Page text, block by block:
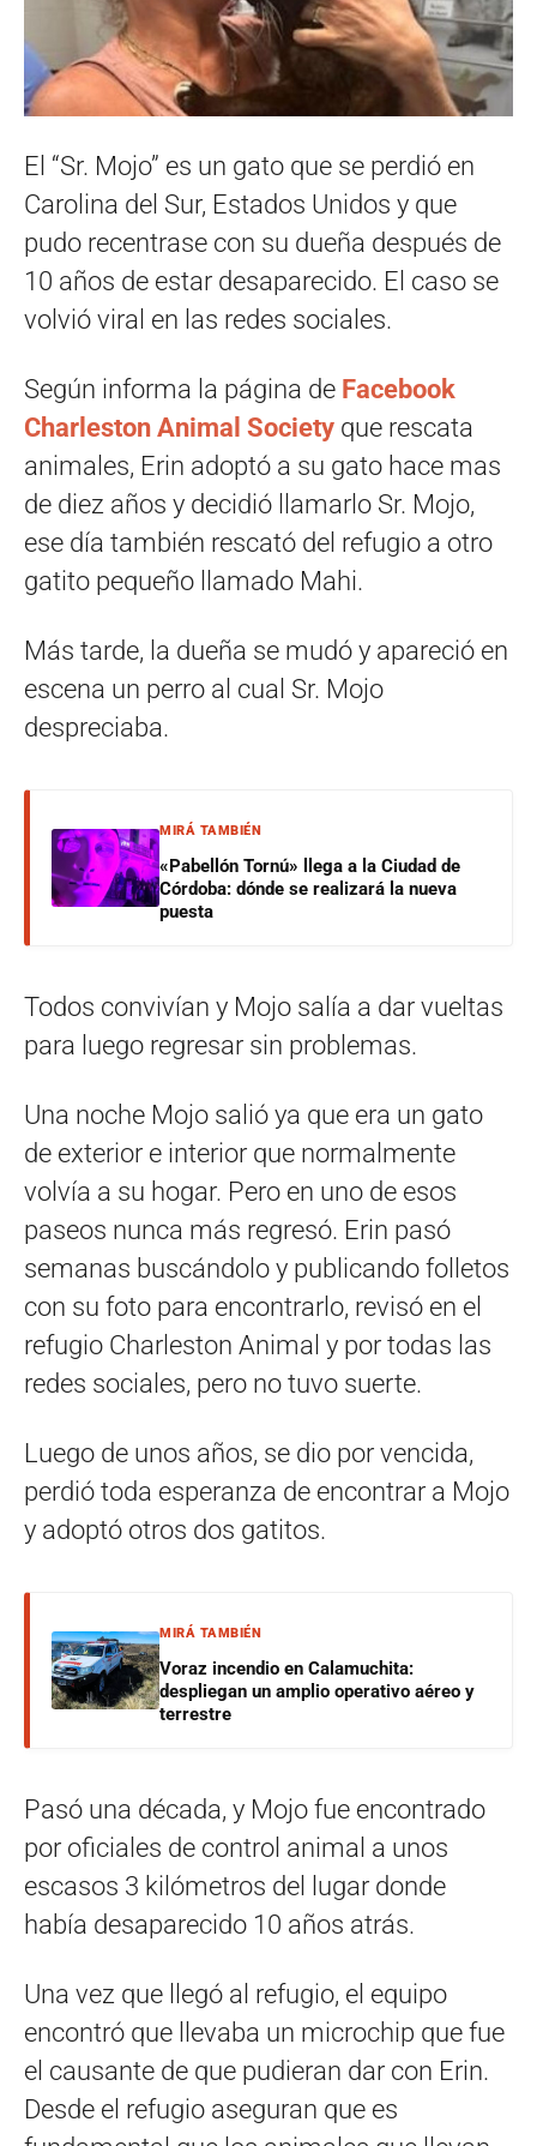
El “Sr. Mojo” es un gato que se perdió en
Carolina del Sur, Estados Unidos y que
pudo recentrase con su dueña después de
10 años de estar desaparecido. El caso se
volvió viral en las redes sociales.
Según informa la página de Facebook
Charleston Animal Society que rescata
animales, Erin adoptó a su gato hace mas
de diez años y decidió llamarlo Sr. Mojo,
ese día también rescató del refugio a otro
gatito pequeño llamado Mahi.
Más tarde, la dueña se mudó y apareció en
escena un perro al cual Sr. Mojo
despreciaba.
MIRÁ TAMBIÉN
«Pabellón Tornú» llega a la Ciudad de
Córdoba: dónde se realizará la nueva
puesta
Todos convivían y Mojo salía a dar vueltas
para luego regresar sin problemas.
Una noche Mojo salió ya que era un gato
de exterior e interior que normalmente
volvía a su hogar. Pero en uno de esos
paseos nunca más regresó. Erin pasó
semanas buscándolo y publicando folletos
con su foto para encontrarlo, revisó en el
refugio Charleston Animal y por todas las
redes sociales, pero no tuvo suerte.
Luego de unos años, se dio por vencida,
perdió toda esperanza de encontrar a Mojo
y adoptó otros dos gatitos.
MIRÁ TAMBIÉN
Voraz incendio en Calamuchita:
despliegan un amplio operativo aéreo y
terrestre
Pasó una década, y Mojo fue encontrado
por oficiales de control animal a unos
escasos 3 kilómetros del lugar donde
había desaparecido 10 años atrás.
Una vez que llegó al refugio, el equipo
encontró que llevaba un microchip que fue
el causante de que pudieran dar con Erin.
Desde el refugio aseguran que es